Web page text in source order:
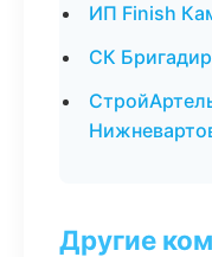
ИП Finish
СК
Другие